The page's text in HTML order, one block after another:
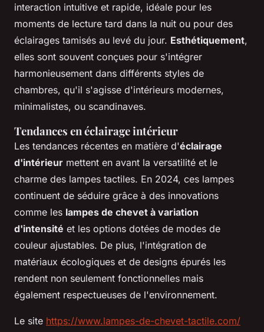
interaction intuitive et rapide, idéale pour les
moments de lecture tard dans la nuit ou pour des
éclairages tamisés au levé du jour. Esthétiquement,
elles sont souvent conçues pour s'intégrer
harmonieusement dans différents styles de
chambres, qu'il s'agisse d'intérieurs modernes,
minimalistes, ou scandinaves.
Tendances en éclairage intérieur
Les tendances récentes en matière d'éclairage
d'intérieur mettent en avant la versatilité et le
charme des lampes tactiles. En 2024, ces lampes
continuent de séduire grâce à des innovations
comme les lampes de chevet à variation
d'intensité et les options dotées de modes de
couleur ajustables. De plus, l'intégration de
matériaux écologiques et de designs épurés les
rendent non seulement fonctionnelles mais
également respectueuses de l'environnement.
Le site https://www.lampes-de-chevet-tactile.com/